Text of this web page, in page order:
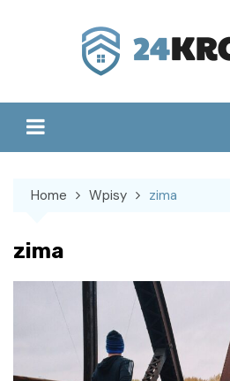
Home Wpisy zima
zima